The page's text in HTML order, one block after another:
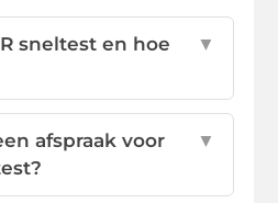
sneltest en hoe
▼
afspraak voor
▼